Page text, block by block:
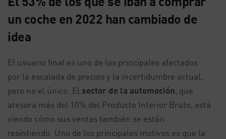
un coche en 2022 han cambiado de
idea
El usuario final es uno de los principales afectados
por la escalada de precios y la incertidumbre actual,
pero no el único. El sector de la automoción, que
atesora más del 10% del Producto Interior Bruto, está
viendo cómo sus ventas también se están
resintiendo. Uno de los principales motivos es que la